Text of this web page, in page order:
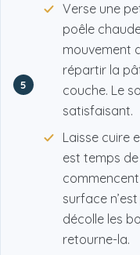
5
Verse une
poêle
mouvement
répartir la
couche. Le
satisfaisant.
Laisse cuire
est temps
surface
décolle les
retourne-la.